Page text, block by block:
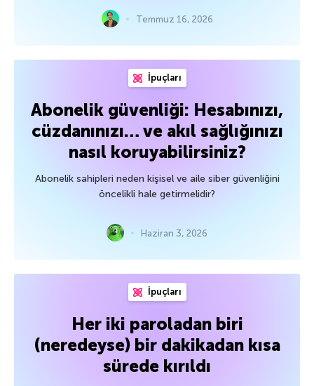
Temmuz 16, 2026
İpuçları
Abonelik güvenliği: Hesabınızı,
cüzdanınızı… ve akıl sağlığınızı
nasıl koruyabilirsiniz?
Abonelik sahipleri neden kişisel ve aile siber güvenliğini
öncelikli hale getirmelidir?
Haziran 3, 2026
İpuçları
Her iki paroladan biri
(neredeyse) bir dakikadan kısa
sürede kırıldı